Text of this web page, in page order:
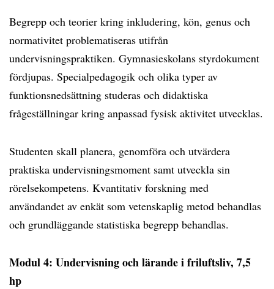
Begrepp och teorier kring inkludering, kön, genus och
normativitet problematiseras utifrån
undervisningspraktiken. Gymnasieskolans styrdokument
fördjupas. Specialpedagogik och olika typer av
funktionsnedsättning studeras och didaktiska
frågeställningar kring anpassad fysisk aktivitet utvecklas.
Studenten skall planera, genomföra och utvärdera
praktiska undervisningsmoment samt utveckla sin
rörelsekompetens. Kvantitativ forskning med
användandet av enkät som vetenskaplig metod behandlas
och grundläggande statistiska begrepp behandlas.
Modul 4: Undervisning och lärande i friluftsliv, 7,5
hp